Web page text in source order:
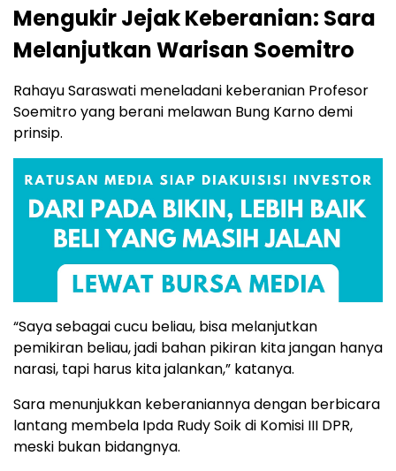
Mengukir Jejak Keberanian: Sara
Melanjutkan Warisan Soemitro
Rahayu Saraswati meneladani keberanian Profesor
Soemitro yang berani melawan Bung Karno demi
prinsip.
“Saya sebagai cucu beliau, bisa melanjutkan
pemikiran beliau, jadi bahan pikiran kita jangan hanya
narasi, tapi harus kita jalankan,” katanya.
Sara menunjukkan keberaniannya dengan berbicara
lantang membela Ipda Rudy Soik di Komisi III DPR,
meski bukan bidangnya.